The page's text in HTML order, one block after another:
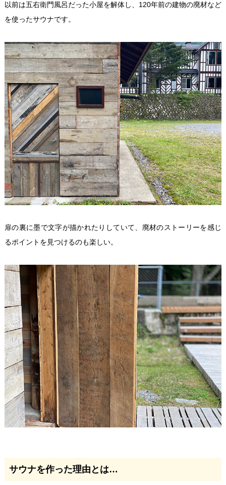
以前は五右衛門風呂だった小屋を解体し、120年前の建物の廃材など
を使ったサウナです。
扉の裏に墨で文字が描かれたりしていて、廃材のストーリーを感じ
るポイントを見つけるのも楽しい。
サウナを作った理由とは…